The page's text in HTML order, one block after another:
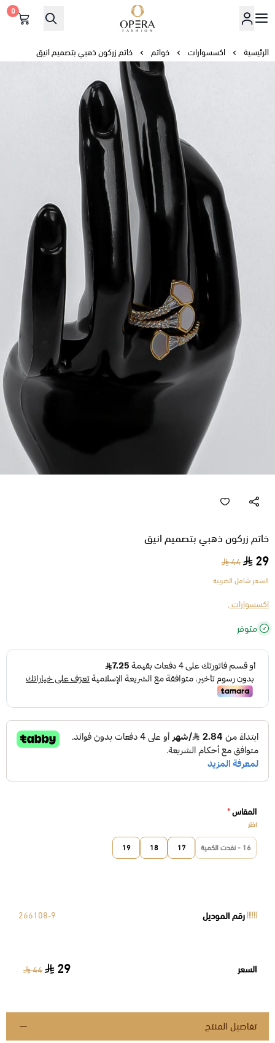
أوبرا فاشن
0
الرئيسية اكسسوارات خواتم خاتم زركون ذهبي بتصميم انيق
خاتم زركون ذهبي بتصميم انيق
29
44
السعر شامل الضريبة
اكسسوارات ,
متوفر
المقاس*
اختر
16 - نفدت الكمية 17
18
19
رقم الموديل 266108-9
السعر 29
44
تفاصيل المنتج